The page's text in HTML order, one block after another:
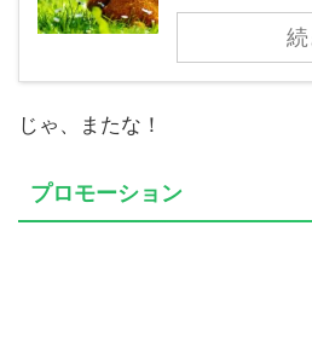
じゃ、またな！
プロモーション